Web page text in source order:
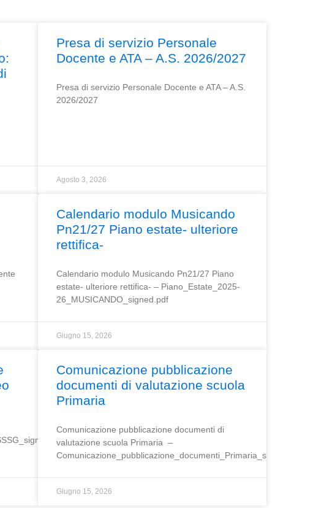
Presa di servizio Personale
Docente e ATA – A.S. 2026/2027
Presa di servizio Personale Docente e ATA – A.S.
2026/2027
Agosto 3, 2026
Calendario modulo Musicando
Pn21/27 Piano estate- ulteriore
rettifica-
Calendario modulo Musicando Pn21/27 Piano
estate- ulteriore rettifica- – Piano_Estate_2025-
26_MUSICANDO_signed.pdf
Giugno 15, 2026
Comunicazione pubblicazione
documenti di valutazione scuola
Primaria
Comunicazione pubblicazione documenti di
valutazione scuola Primaria –
Comunicazione_pubblicazione_documenti_Primaria_signed.pdf
Giugno 15, 2026